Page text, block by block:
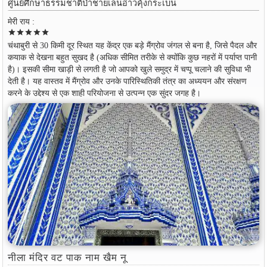
ศูนย์ศึกษาธรรมชาติป่าชายเลนอ่าวคุ้งกระเบน
मेरी राय :
starstarstarstarstar
चंथाबुरी से 30 किमी दूर स्थित यह केंद्र एक बड़े मैंग्रोव जंगल से बना है, जिसे पैदल और
कयाक से देखना बहुत सुखद है (अधिक सीमित तरीके से क्योंकि कुछ नहरों में पर्याप्त पानी
है)। इसकी सीमा खाड़ी से लगती है जो आपको खुले समुद्र में चप्पू चलाने की सुविधा भी
देती है। यह वास्तव में मैंग्रोव और उनके पारिस्थितिकी तंत्र का अध्ययन और संरक्षण
करने के उद्देश्य से एक शाही परियोजना से उत्पन्न एक सुंदर जगह है।
नीला मंदिर वट पाक नाम खैम नू